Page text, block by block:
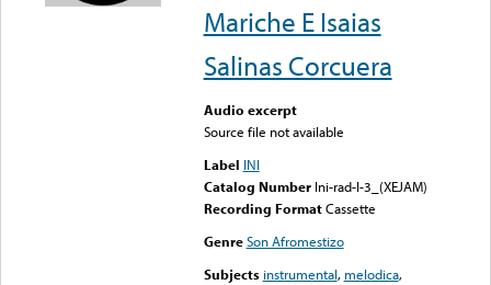
Mariche E Isaias
Salinas Corcuera
Audio excerpt
Source file not available
Label INI
Catalog Number Ini-rad-I-3_(XEJAM)
Recording FormatCassette
Genre Son Afromestizo
Subjects instrumental, melodica,